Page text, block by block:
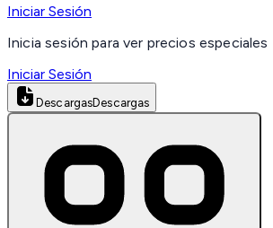
Iniciar Sesión
Inicia sesión para ver precios especiales
Iniciar Sesión
DescargasDescargas